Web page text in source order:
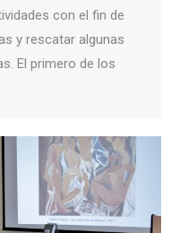
con el fin de
y rescatar algunas
El primero de los